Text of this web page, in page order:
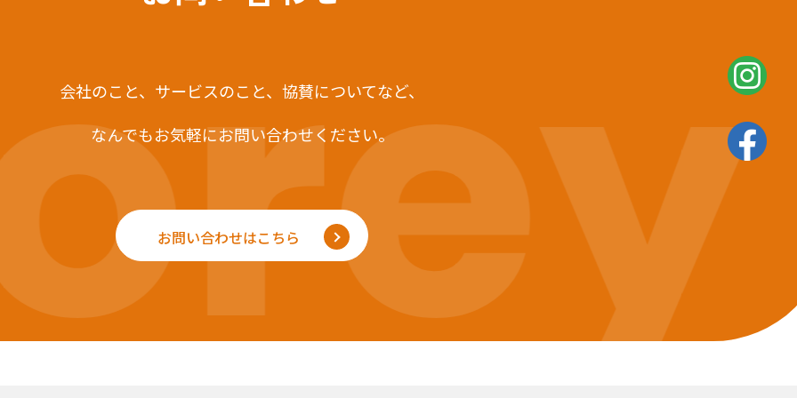
会社のこと、サービスのこと、 協賛についてなど、
なんでもお気軽にお問い合わせください。
お問い合わせはこちら